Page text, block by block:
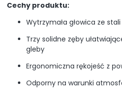
Cechy produktu:
Wytrzymała głowica ze
Trzy solidne zęby
gleby
Ergonomiczna rękojeść z
Odporny na warunki